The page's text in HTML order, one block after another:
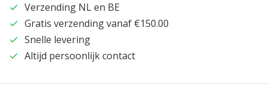
Verzending NL en BE
Gratis verzending vanaf €150.00
Snelle levering
Altijd persoonlijk contact